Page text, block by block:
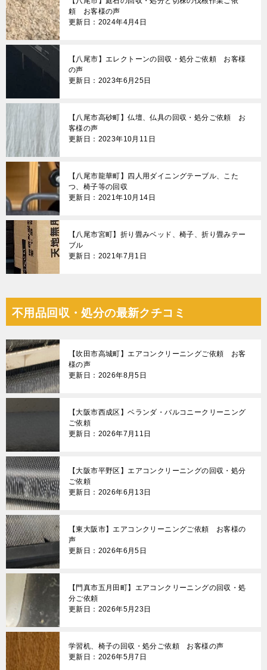
ン
頼 お客様の声
更新日：2024年4月4日
【八尾市】エレクトーンの回収・処分ご依頼 お客様
の声
更新日：2023年6月25日
【八尾市高砂町】仏壇、仏具の回収・処分ご依頼 お
客様の声
更新日：2023年10月11日
【八尾市龍華町】四人用ダイニングテーブル、こた
つ、椅子等の回収
更新日：2021年10月14日
【八尾市宮町】折り畳みベッド、椅子、折り畳みテー
ブル
更新日：2021年7月1日
不用品回収・処分の最新クチコミ
【吹田市高城町】エアコンクリーニングご依頼 お客
様の声
更新日：2026年8月5日
【大阪市西成区】ベランダ・バルコニークリーニング
ご依頼
更新日：2026年7月11日
【大阪市平野区】エアコンクリーニングの回収・処分
ご依頼
更新日：2026年6月13日
【東大阪市】エアコンクリーニングご依頼 お客様の
声
更新日：2026年6月5日
【門真市五月田町】エアコンクリーニングの回収・処
分ご依頼
更新日：2026年5月23日
学習机、椅子の回収・処分ご依頼 お客様の声
更新日：2026年5月7日